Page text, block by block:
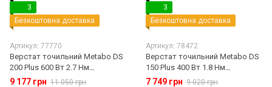
3
Безкоштовна доставка
Артикул: 77770
Верстат точильний Metabo DS
200 Plus 600 Вт 2.7 Нм
(604200000)
9 177 грн 11 050 грн
3
Безкоштовна доставка
Артикул: 78472
Верстат точильний Metabo DS
150 Plus 400 Вт 1.8 Нм
(604160000)
7 749 грн 9 020 грн